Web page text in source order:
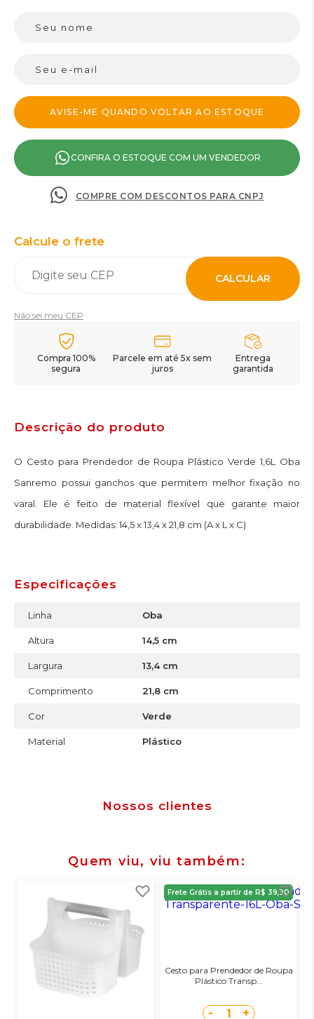
CONFIRA O ESTOQUE COM UM VENDEDOR
COMPRE COM DESCONTOS PARA CNPJ
Calcule o frete
CALCULAR
Não sei meu CEP
Compra 100%
segura
Parcele em até 5x sem
juros
Entrega
garantida
Descrição do produto
O Cesto para Prendedor de Roupa Plástico Verde 1,6L Oba
Sanremo possui ganchos que permitem melhor fixação no
varal. Ele é feito de material flexível que garante maior
durabilidade. Medidas: 14,5 x 13,4 x 21,8 cm (A x L x C)
Especificações
Linha Oba
Altura 14,5 cm
Largura 13,4 cm
Comprimento 21,8 cm
Cor Verde
Material Plástico
Nossos clientes
Quem viu, viu também
Frete Grátis a partir de R$ 39,90
Cesto para Prendedor de Roupa
Plástico Transp...
- 1 +